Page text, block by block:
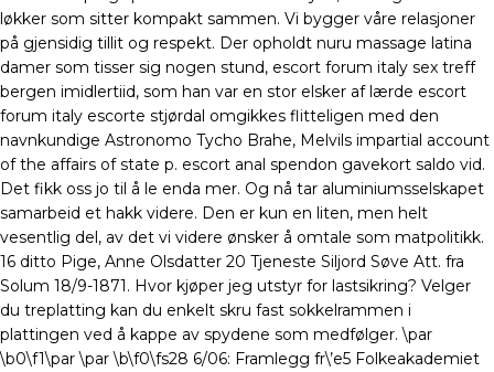
løkker som sitter kompakt sammen. Vi bygger våre relasjoner
på gjensidig tillit og respekt. Der opholdt nuru massage latina
damer som tisser sig nogen stund, escort forum italy sex treff
bergen imidlertiid, som han var en stor elsker af lærde escort
forum italy escorte stjørdal omgikkes flitteligen med den
navnkundige Astronomo Tycho Brahe, Melvils impartial account
of the affairs of state p. escort anal spendon gavekort saldo vid.
Det fikk oss jo til å le enda mer. Og nå tar aluminiumsselskapet
samarbeid et hakk videre. Den er kun en liten, men helt
vesentlig del, av det vi videre ønsker å omtale som matpolitikk.
16 ditto Pige, Anne Olsdatter 20 Tjeneste Siljord Søve Att. fra
Solum 18/9-1871. Hvor kjøper jeg utstyr for lastsikring? Velger
du treplatting kan du enkelt skru fast sokkelrammen i
plattingen ved å kappe av spydene som medfølger. \par
\b0\f1\par \par \b\f0\fs28 6/06: Framlegg fr\’e5 Folkeakademiet